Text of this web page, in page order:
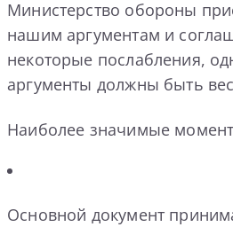
Министерство обороны
нашим аргументам и
некоторые послабления,
аргументы должны быть
Наиболее значимые
Основной документ